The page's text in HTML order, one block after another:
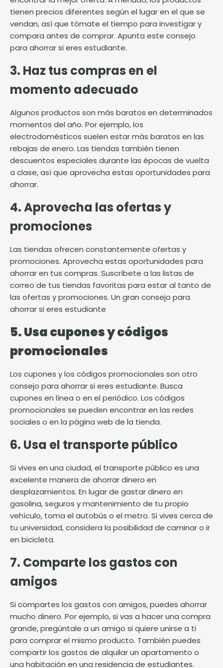
tienen precios diferentes según el lugar en el que se
vendan, así que tómate el tiempo para investigar y
compara antes de comprar. Apunta este consejo
para ahorrar si eres estudiante.
3. Haz tus compras en el
momento adecuado
Algunos productos son más baratos en determinados
momentos del año. Por ejemplo, los
electrodomésticos suelen estar más baratos en las
rebajas de enero. Las tiendas también tienen
descuentos especiales durante las épocas de vuelta
a clase, así que aprovecha estas oportunidades para
ahorrar.
4. Aprovecha las ofertas y
promociones
Las tiendas ofrecen constantemente ofertas y
promociones. Aprovecha estas oportunidades para
ahorrar en tus compras. Suscríbete a las listas de
correo de tus tiendas favoritas para estar al tanto de
las ofertas y promociones. Un gran consejo para
ahorrar si eres estudiante
5. Usa cupones y códigos
promocionales
Los cupones y los códigos promocionales son otro
consejo para ahorrar si eres estudiante. Busca
cupones en línea o en el periódico. Los códigos
promocionales se pueden encontrar en las redes
sociales o en la página web de la tienda.
6. Usa el transporte público
Si vives en una ciudad, el transporte público es una
excelente manera de ahorrar dinero en
desplazamientos. En lugar de gastar dinero en
gasolina, seguros y mantenimiento de tu propio
vehículo, toma el autobús o el metro. Si vives cerca de
tu universidad, considera la posibilidad de caminar o ir
en bicicleta.
7. Comparte los gastos con
amigos
Si compartes los gastos con amigos, puedes ahorrar
mucho dinero. Por ejemplo, si vas a hacer una compra
grande, pregúntale a un amigo si quiere unirse a ti
para comprar el mismo producto. También puedes
compartir los gastos de alquilar un apartamento o
una habitación en una residencia de estudiantes.